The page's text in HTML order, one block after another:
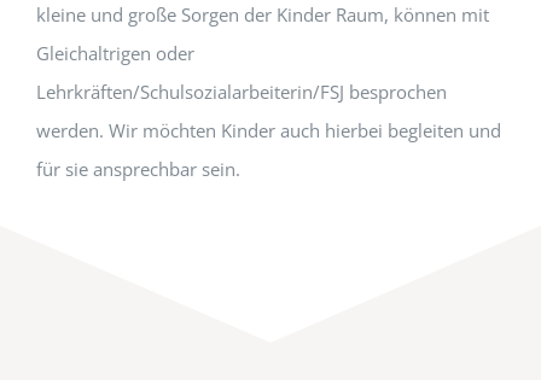
kleine und große Sorgen der Kinder Raum, können mit
Gleichaltrigen oder
Lehrkräften/Schulsozialarbeiterin/FSJ besprochen
werden. Wir möchten Kinder auch hierbei begleiten und
für sie ansprechbar sein.